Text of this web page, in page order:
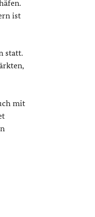
ist
statt.
mit